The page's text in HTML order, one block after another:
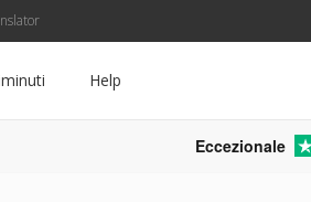
Help
Eccezionale